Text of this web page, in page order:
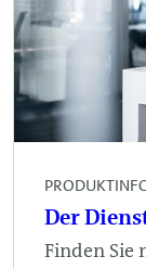
Der
Finden Sie